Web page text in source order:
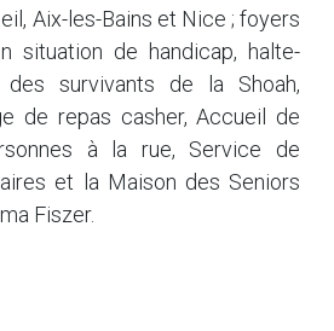
Aix-les-Bains et Nice ; foyers
situation de handicap, halte-
des survivants de la Shoah,
de repas casher, Accueil de
à la rue, Service de
et la Maison des Seniors
Fiszer.